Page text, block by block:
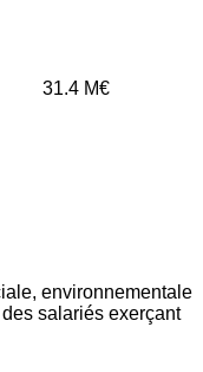
31.4 M€
environnementale
salariés exerçant